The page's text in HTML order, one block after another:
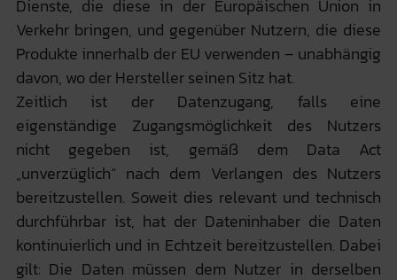
Dienste, die diese in der Europäischen Union in
Verkehr bringen, und gegenüber Nutzern, die diese
Produkte innerhalb der EU verwenden – unabhängig
davon, wo der Hersteller seinen Sitz hat.
Zeitlich ist der Datenzugang, falls eine
eigenständige Zugangsmöglichkeit des Nutzers
nicht gegeben ist, gemäß dem Data Act
„unverzüglich“ nach dem Verlangen des Nutzers
bereitzustellen. Soweit dies relevant und technisch
durchführbar ist, hat der Dateninhaber die Daten
kontinuierlich und in Echtzeit bereitzustellen. Dabei
gilt: Die Daten müssen dem Nutzer in derselben